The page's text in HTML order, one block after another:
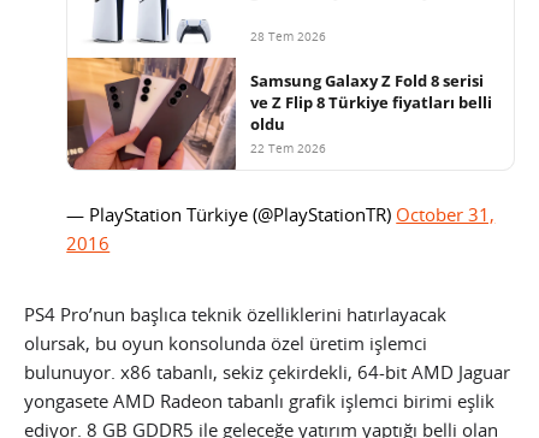
28 Tem 2026
Samsung Galaxy Z Fold 8 serisi
ve Z Flip 8 Türkiye fiyatları belli
oldu
22 Tem 2026
— PlayStation Türkiye (@PlayStationTR) October 31,
2016
PS4 Pro’nun başlıca teknik özelliklerini hatırlayacak
olursak, bu oyun konsolunda özel üretim işlemci
bulunuyor. x86 tabanlı, sekiz çekirdekli, 64-bit AMD Jaguar
yongasete AMD Radeon tabanlı grafik işlemci birimi eşlik
ediyor. 8 GB GDDR5 ile geleceğe yatırım yaptığı belli olan